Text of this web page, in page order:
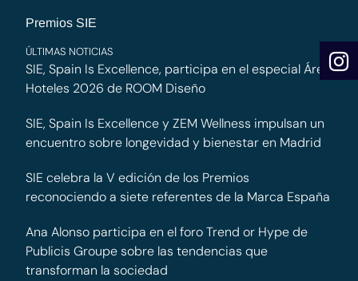
Premios SIE
ÚLTIMAS NOTICIAS
SIE, Spain Is Excellence, participa en el especial Área
Hoteles 2026 de ROOM Diseño
SIE, Spain Is Excellence y ZEM Wellness impulsan un
encuentro sobre longevidad y bienestar en Madrid
SIE celebra la V edición de los Premios
reconociendo a siete referentes de la Marca España
Ana Alonso participa en el foro Trend or Hype de
Publicis Groupe sobre las tendencias que
transforman la sociedad